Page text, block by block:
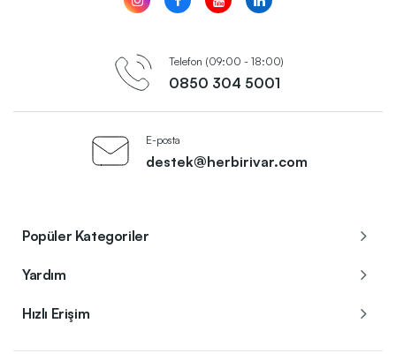
Telefon (09:00 - 18:00)
0850 304 5001
E-posta
destek@herbirivar.com
Popüler Kategoriler
Yardım
Hızlı Erişim